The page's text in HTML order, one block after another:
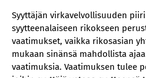
Syyttäjän virkavelvollisuuden
syytteenalaiseen rikokseen
vaatimukset, vaikka rikosasian
mukaan sinänsä mahdollista
vaatimuksia. Vaatimuksen tulee